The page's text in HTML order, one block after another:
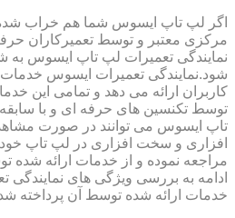
اگر لپ تاپ ایسوس شما هم خراب شده و
مرکزی معتبر و توسط تعمیرکاران
نمایندگی تعمیرات لپ تاپ ایسوس به
شود.نمایندگی تعمیرات ایسوس خدمات
کاربران ارائه می دهد و تمامی این
توسط تکنسین های حرفه ای و با
تاپ ایسوس می توانند در صورت
افزاری و سخت افزاری در لپ تاپ
مراجعه نموده و از خدمات ارائه شده
ادامه به بررسی ویژگی های
خدمات ارائه شده توسط آن پرداخته